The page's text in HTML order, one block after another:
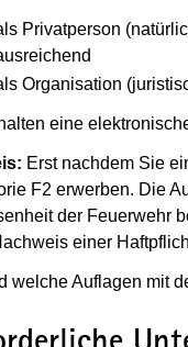
Privatperson
Organisation
eine
Erst nachdem Sie
F2 erwerben. Die
der Feuerwehr
einer
welche Auflagen mit